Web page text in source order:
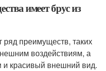
имеет брус из
ряд преимуществ, таких
воздействиям, а
и красивый внешний вид.